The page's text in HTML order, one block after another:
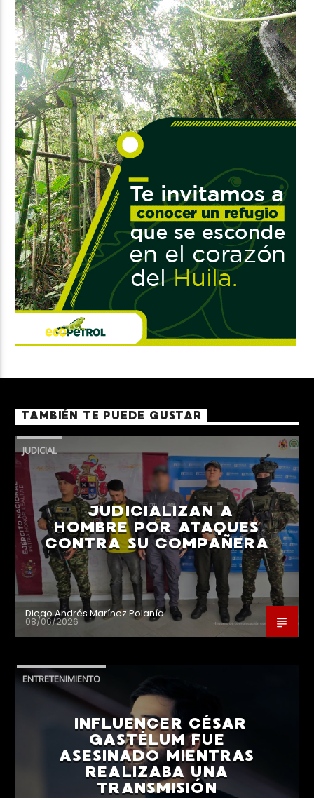
TAMBIÉN TE PUEDE GUSTAR
JUDICIAL
JUDICIALIZAN A
HOMBRE POR ATAQUES
CONTRA SU COMPAÑERA
Diego Andrés Marínez Polanía
08/06/2026
ENTRETENIMIENTO
INFLUENCER CÉSAR
GASTÉLUM FUE
ASESINADO MIENTRAS
REALIZABA UNA
TRANSMISIÓN